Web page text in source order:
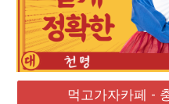
먹고가자카페 -